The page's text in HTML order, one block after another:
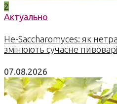
2
Актуально
Не-Saccharomyces: як
змінюють сучасне
07.08.2026